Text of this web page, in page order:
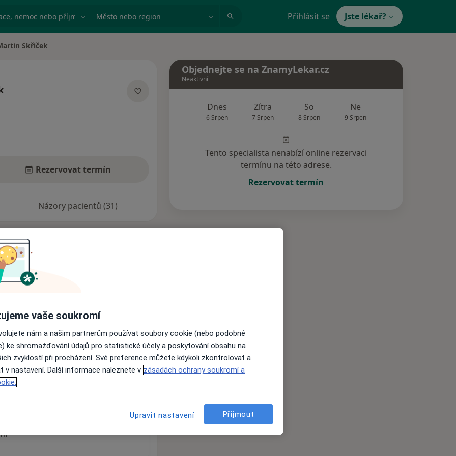
nemoc nebo příjmení Město nebo region Přihlásit se Jste lékař?
městaSkřiček
Rezervovat termín
Názory pacientů (31)
nejsou k dispozici
informace o svých službách.
Objednejte se na ZnamyLekar.cz
Neaktivní
Dnes
6 Srpen
Zítra
7 Srpen
So
8 Srpen
Ne
9 Srpen
Tento specialista nenabízí online rezervaci
termínu na této adrese.
Rezervovat termín
vaše soukromí
nám a našim partnerům používat soubory cookie (nebo podobné
ke shromažďování údajů pro statistické účely a poskytování obsahu na
zvyklostí při procházení. Své preference můžete kdykoli zkontrolovat a
v nastavení. Další informace naleznete v zásadách ochrany soukromí a
Upravit nastavení Přijmout